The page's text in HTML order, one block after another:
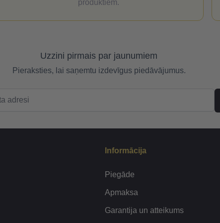
produktiem.
Uzzini pirmais par jaunumiem
Pieraksties, lai saņemtu izdevīgus piedāvājumus.
Informācija
Piegāde
Apmaksa
Garantija un atteikums